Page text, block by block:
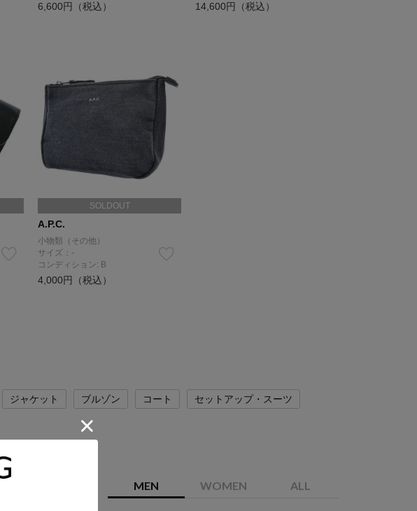
6,600円（税込） 14,600円（税込）
SOLDOUT
A.P.C.
小物類（その他）
サイズ：-
コンディション: B
4,000円（税込）
ジャケット ブルゾン コート
セットアップ・スーツ
厳選ブランド
MEN WOMEN ALL